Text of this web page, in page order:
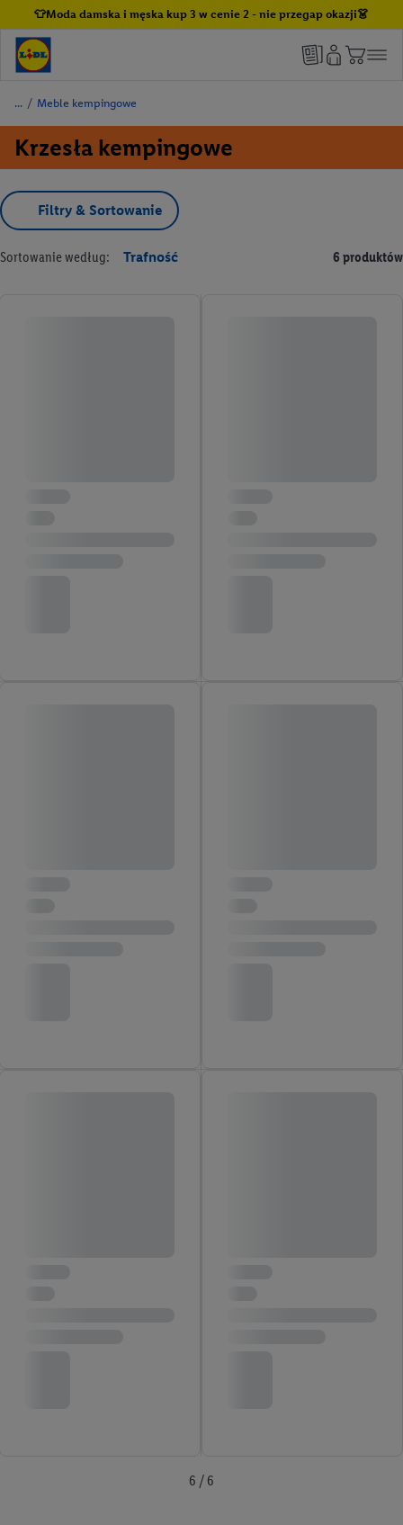
👕Moda damska i męska kup 3 w cenie 2 - nie przegap okazji👗
/ Meble kempingowe
Krzesła kempingowe
Filtry & Sortowanie
Sortowanie według: Trafność 6 produktów
6 / 6